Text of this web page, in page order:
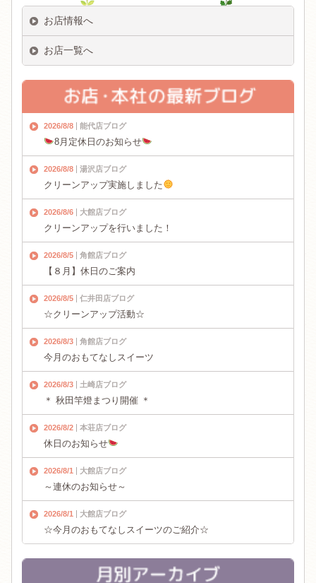
お店情報へ
お店一覧へ
2026/8/8 能代店ブログ
8月定休日のお知らせ
2026/8/8 湯沢店ブログ
クリーンアップ実施しました
2026/8/6 大館店ブログ
クリーンアップを行いました！
2026/8/5 角館店ブログ
【８月】休日のご案内
2026/8/5 仁井田店ブログ
☆クリーンアップ活動☆
2026/8/3 角館店ブログ
今月のおもてなしスイーツ
2026/8/3 土崎店ブログ
＊ 秋田竿燈まつり開催 ＊
2026/8/2 本荘店ブログ
休日のお知らせ
2026/8/1 大館店ブログ
～連休のお知らせ～
2026/8/1 大館店ブログ
☆今月のおもてなしスイーツのご紹介☆